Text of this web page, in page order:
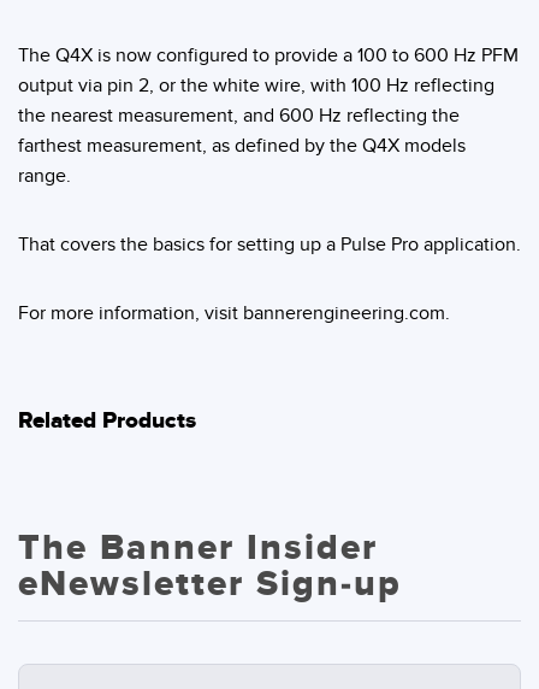
The Q4X is now configured to provide a 100 to 600 Hz PFM
output via pin 2, or the white wire, with 100 Hz reflecting
the nearest measurement, and 600 Hz reflecting the
farthest measurement, as defined by the Q4X models
range.
That covers the basics for setting up a Pulse Pro application.
For more information, visit bannerengineering.com.
Related Products
The Banner Insider
eNewsletter Sign-up